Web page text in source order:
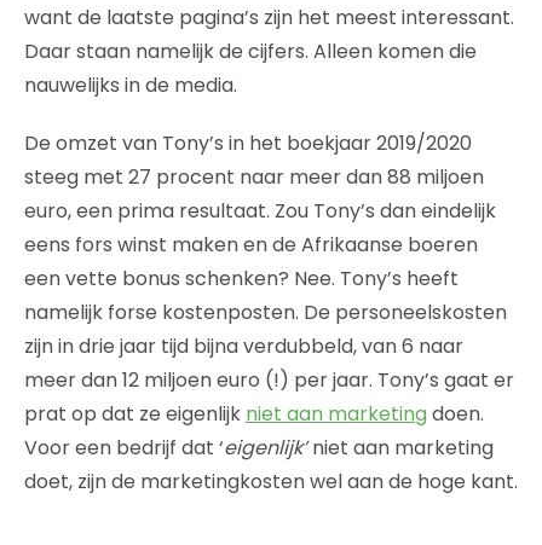
want de laatste pagina’s zijn het meest interessant.
Daar staan namelijk de cijfers. Alleen komen die
nauwelijks in de media.
De omzet van Tony’s in het boekjaar 2019/2020
steeg met 27 procent naar meer dan 88 miljoen
euro, een prima resultaat. Zou Tony’s dan eindelijk
eens fors winst maken en de Afrikaanse boeren
een vette bonus schenken? Nee. Tony’s heeft
namelijk forse kostenposten. De personeelskosten
zijn in drie jaar tijd bijna verdubbeld, van 6 naar
meer dan 12 miljoen euro (!) per jaar. Tony’s gaat er
prat op dat ze eigenlijk niet aan marketing doen.
Voor een bedrijf dat ‘eigenlijk’niet aan marketing
doet, zijn de marketingkosten wel aan de hoge kant.